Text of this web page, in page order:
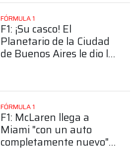
FÓRMULA 1
F1: ¡Su casco! El
Planetario de la Ciudad
de Buenos Aires le dio la
FÓRMULA 1
F1: McLaren llega a
Miami "con un auto
completamente nuevo"